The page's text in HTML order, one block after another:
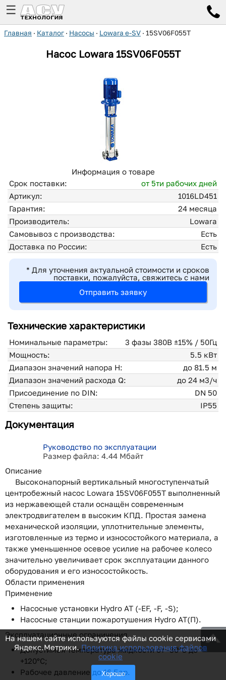
☰
Главная · Каталог · Насосы · Lowara e-SV · 15SV06F055T
Насос Lowara 15SV06F055T
Информация о товаре
Срок поставки:
от 5ти рабочих дней
Артикул:
1016LD451
Гарантия:
24 месяца
Производитель:
Lowara
Самовывоз с производства:
Есть
Доставка по России:
Есть
* Для уточнения актуальной стоимости и сроков
поставки, пожалуйста, свяжитесь с нами
Отправить заявку
Технические характеристики
Номинальные параметры:
3 фазы 380В ±15% / 50Гц
Мощность:
5.5 кВт
Диапазон значений напора H:
до 81.5 м
Диапазон значений расхода Q:
до 24 м3/ч
Присоединение по DIN:
DN 50
Степень защиты:
IP55
Документация
Руководство по эксплуатации
Размер файла: 4.44 Мбайт
Описание
Высоконапорный вертикальный многоступенчатый
центробежный насос Lowara 15SV06F055T выполненный
из нержавеющей стали оснащён современным
электродвигателем в высоким КПД. Простая замена
механической изоляции, уплотнительные элементы,
изготовленные из термо и износостойкого материала, а
также уменьшенное осевое усилие на рабочее колесо
значительно увеличивает срок эксплуатации данного
оборудования и его износостойкость.
Области применения
Применение
Насосные установки Hydro AT (-EF, -F, -S);
Насосные станции пожаротушения Hydro AT(П).
Эксплуатационные ограничения
Допустимая температура жидкости от -30°C до
+120°C;
Рабочее давление до 16 Бар.
На нашем сайте используются файлы cookie сервисами
Яндекс.Метрики.Политика использования файлов
cookie
Хорошо